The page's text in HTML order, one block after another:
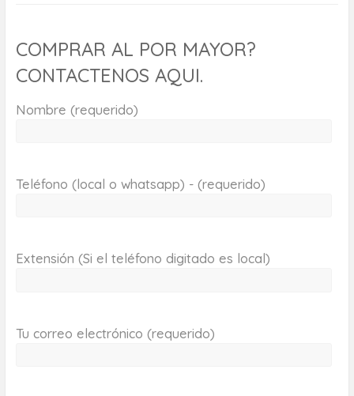
COMPRAR AL POR MAYOR?
CONTACTENOS AQUI.
Nombre (requerido)
Teléfono (local o whatsapp) - (requerido)
Extensión (Si el teléfono digitado es local)
Tu correo electrónico (requerido)